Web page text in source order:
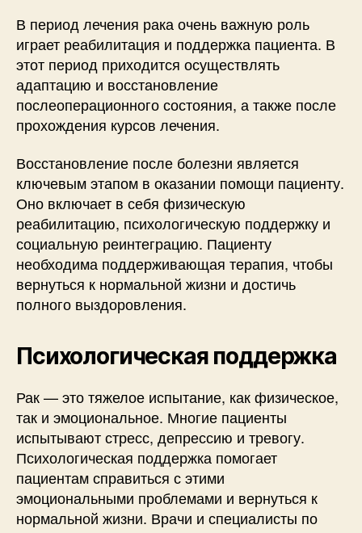
В период лечения рака очень важную роль
играет реабилитация и поддержка пациента. В
этот период приходится осуществлять
адаптацию и восстановление
послеоперационного состояния, а также после
прохождения курсов лечения.
Восстановление после болезни является
ключевым этапом в оказании помощи пациенту.
Оно включает в себя физическую
реабилитацию, психологическую поддержку и
социальную реинтеграцию. Пациенту
необходима поддерживающая терапия, чтобы
вернуться к нормальной жизни и достичь
полного выздоровления.
Психологическая поддержка
Рак — это тяжелое испытание, как физическое,
так и эмоциональное. Многие пациенты
испытывают стресс, депрессию и тревогу.
Психологическая поддержка помогает
пациентам справиться с этими
эмоциональными проблемами и вернуться к
нормальной жизни. Врачи и специалисты по